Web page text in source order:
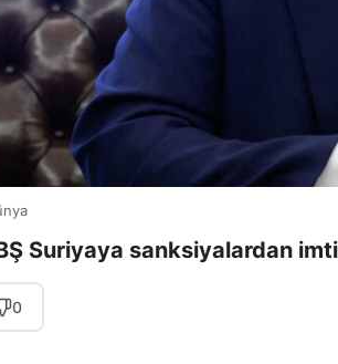
Suriyaya sanksiyalardan
0